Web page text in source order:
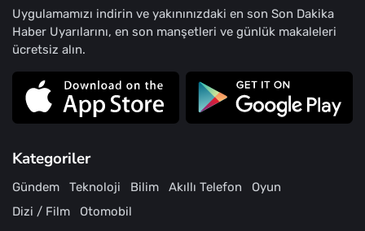
Uygulamamızı indirin ve yakınınızdaki en son Son Dakika
Haber Uyarılarını, en son manşetleri ve günlük makaleleri
ücretsiz alın.
Kategoriler
Gündem Teknoloji Bilim Akıllı Telefon
Oyun
Dizi / Film
Otomobil